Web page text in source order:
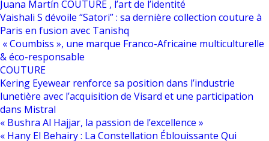
Juana Martín COUTURE , l’art de l’identité
Vaishali S dévoile “Satori” : sa dernière collection couture à
Paris en fusion avec Tanishq
« Coumbiss », une marque Franco-Africaine multiculturelle
& éco-responsable
COUTURE
Kering Eyewear renforce sa position dans l’industrie
lunetière avec l’acquisition de Visard et une participation
dans Mistral
« Bushra Al Hajjar, la passion de l’excellence »
« Hany El Behairy : La Constellation Éblouissante Qui